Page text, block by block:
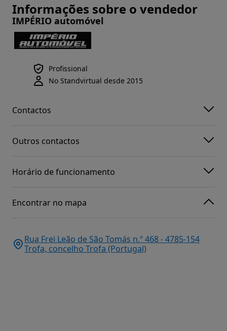
Informações sobre o vendedor
IMPÉRIO automóvel
Profissional
No Standvirtual desde 2015
Contactos
Outros contactos
Horário de funcionamento
Encontrar no mapa
Rua Frei Leão de São Tomás n.º 468 - 4785-154
Trofa, concelho Trofa (Portugal)